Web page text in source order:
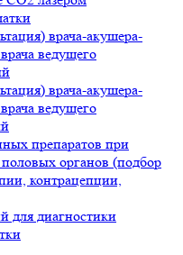
врача-акушера-
ведущего
врача-акушера-
ведущего
препаратов при
органов (подбор
контрацепции,
для диагностики